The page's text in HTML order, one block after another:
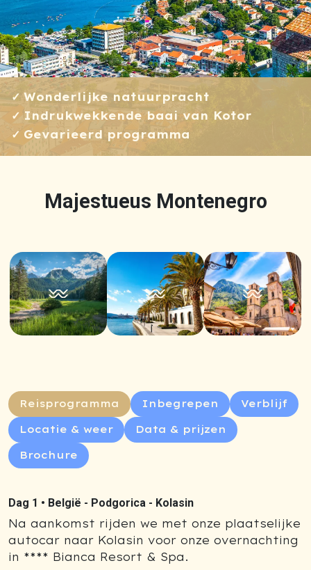
Wonderlijke natuurpracht
Indrukwekkende baai van Kotor
Gevarieerd programma
Majestueus Montenegro
Reisprogramma Inbegrepen Verblijf
Locatie & weer Data & prijzen
Brochure
Dag 1 • België - Podgorica - Kolasin
Na aankomst rijden we met onze plaatselijke
autocar naar Kolasin voor onze overnachting
in **** Bianca Resort & Spa.